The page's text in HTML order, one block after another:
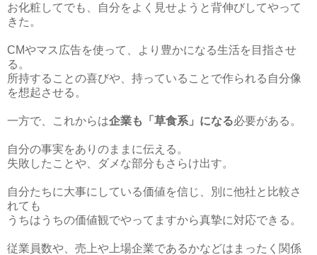
お化粧してでも、自分をよく見せようと背伸びしてやって
きた。
CMやマス広告を使って、より豊かになる生活を目指させ
る。
所持することの喜びや、持っていることで作られる自分像
を想起させる。
一方で、これからは企業も「草食系」になる必要がある。
自分の事実をありのままに伝える。
失敗したことや、ダメな部分もさらけ出す。
自分たちに大事にしている価値を信じ、別に他社と比較さ
れても
うちはうちの価値観でやってますから真摯に対応できる。
従業員数や、売上や上場企業であるかなどはまったく関係